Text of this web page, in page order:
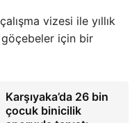
vizesi ile yıllık
için bir
Karşıyaka’da 26 bin
çocuk binicilik